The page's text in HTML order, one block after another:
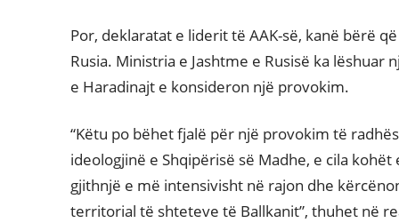
Por, deklaratat e liderit të AAK-së, kanë bërë
Rusia. Ministria e Jashtme e Rusisë ka lëshuar
e Haradinajt e konsideron një provokim.
“Këtu po bëhet fjalë për një provokim të
ideologjinë e Shqipërisë së Madhe, e cila
gjithnjë e më intensivisht në rajon dhe
territorial të shteteve të Ballkanit”, thuhet në